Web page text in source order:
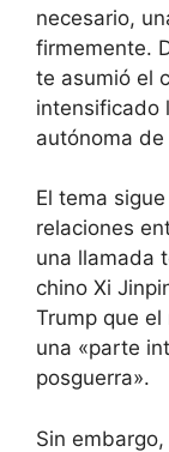
necesario,
firmemente.
te asumió el
intensificado
autónoma
El tema
relaciones
una llamada
chino Xi
Trump que
una «parte
posguerra».
Sin